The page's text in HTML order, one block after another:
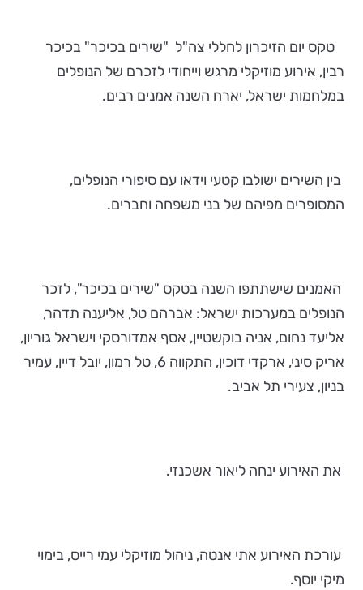
טקס יום הזיכרון לחללי צה"ל "שירים בכיכר" בכיכר
רבין, אירוע מוזיקלי מרגש וייחודי לזכרם של הנופלים
במלחמות ישראל, יארח השנה אמנים רבים.
בין השירים ישולבו קטעי וידאו עם סיפורי הנופלים,
המסופרים מפיהם של בני משפחה וחברים.
האמנים שישתתפו השנה בטקס "שירים בכיכר", לזכר
הנופלים במערכות ישראל: אברהם טל, אליענה תדהר,
אליעד נחום, אניה בוקשטיין, אסף אמדורסקי וישראל גוריון,
אריק סיני, ארקדי דוכין, התקווה 6, טל רמון, יובל דיין, עמיר
בניון, צעירי תל אביב.
את האירוע ינחה ליאור אשכנזי.
עורכת האירוע אתי אנטה, ניהול מוזיקלי עמי רייס, בימוי
מיקי יוסף.